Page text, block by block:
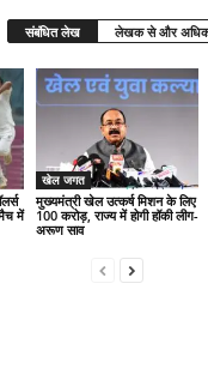
संबंधित लेख लेखक से और
में
खेल जगत
मुख्यमंत्री खेल उत्कर्ष मिशन के लिए
100 करोड़, राज्य में होगी हॉकी लीग-
अरूण साव